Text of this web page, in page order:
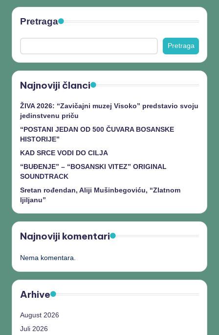
Pretraga
Pretraga
Najnoviji članci
ŽIVA 2026: “Zavičajni muzej Visoko” predstavio svoju
jedinstvenu priču
“POSTANI JEDAN OD 500 ČUVARA BOSANSKE
HISTORIJE”
KAD SRCE VODI DO CILJA
“BUĐENJE” – “BOSANSKI VITEZ” ORIGINAL
SOUNDTRACK
Sretan rođendan, Aliji Mušinbegoviću, “Zlatnom
ljiljanu”
Najnoviji komentari
Nema komentara.
Arhive
August 2026
Juli 2026